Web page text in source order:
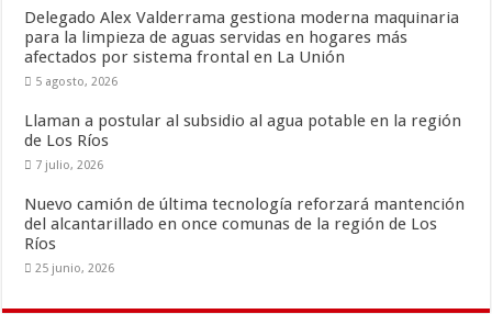
k
r
Delegado Alex Valderrama gestiona moderna maquinaria
para la limpieza de aguas servidas en hogares más
afectados por sistema frontal en La Unión
5 agosto, 2026
Llaman a postular al subsidio al agua potable en la región
de Los Ríos
7 julio, 2026
Nuevo camión de última tecnología reforzará mantención
del alcantarillado en once comunas de la región de Los
Ríos
25 junio, 2026